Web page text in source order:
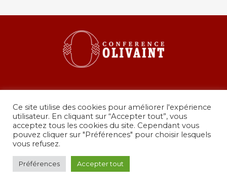
36 rue de Grenelle, 75007 Paris
presidence@conferenceolivaint.fr
© Copyright 2024 - Conférence Olivaint -
Ce site utilise des cookies pour améliorer l'expérience
utilisateur. En cliquant sur “Accepter tout”, vous
acceptez tous les cookies du site. Cependant vous
pouvez cliquer sur "Préférences" pour choisir lesquels
vous refusez.
Préférences Accepter tout